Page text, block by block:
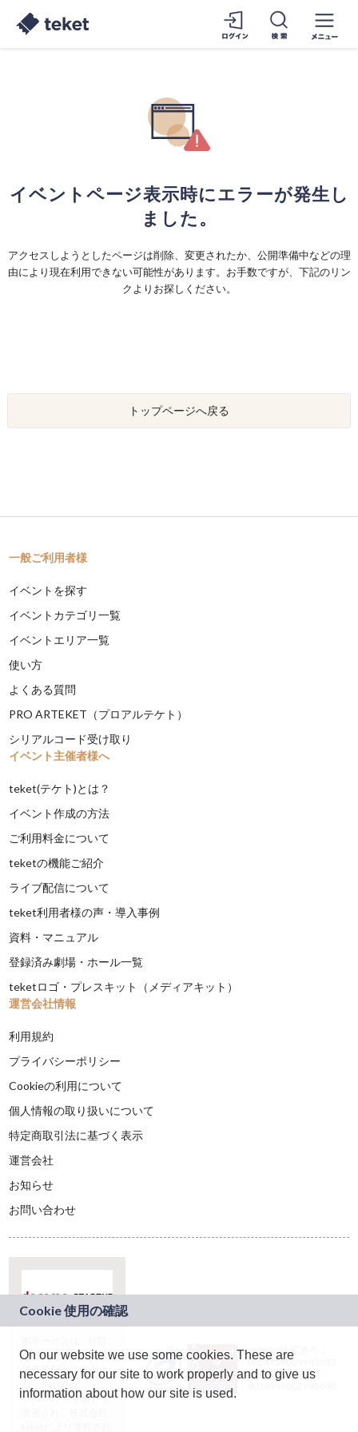
イベントページ表示時にエラーが発生し
ました。
アクセスしようとしたページは削除、変更されたか、公開準備中などの理
由により現在利用できない可能性があります。お手数ですが、下記のリン
クよりお探しください。
トップページへ戻る
一般ご利用者様
イベントを探す
イベントカテゴリ一覧
イベントエリア一覧
使い方
よくある質問
PRO ARTEKET（プロアルテケト）
シリアルコード受け取り
イベント主催者様へ
teket(テケト)とは？
イベント作成の方法
ご利用料金について
teketの機能ご紹介
ライブ配信について
teket利用者様の声・導入事例
資料・マニュアル
登録済み劇場・ホール一覧
teketロゴ・プレスキット（メディアキット）
運営会社情報
利用規約
プライバシーポリシー
Cookieの利用について
個人情報の取り扱いについて
特定商取引法に基づく表示
運営会社
お知らせ
お問い合わせ
ドコモグループの新
規事業創出プログラ
ム「docomo
STARTUP」を通じて
JASRAC許諾番号：
9024936001Y45037
JASRAC許諾番号：
On our website we use some cookies. These are
necessary for our site to work properly and to give us
information about how our site is used.